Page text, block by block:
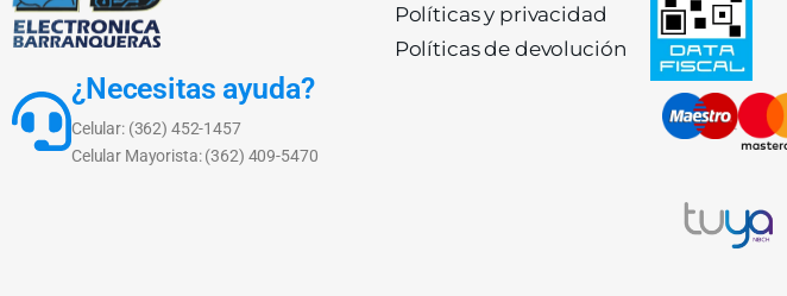
¿Necesitas ayuda?
Celular: (362) 452-1457
Celular Mayorista: (362) 409-5470
Políticas y privacidad
Políticas de devolución